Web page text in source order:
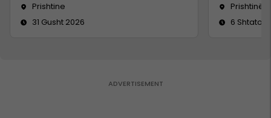
Prishtine
31 Gusht 2026
Prishtinë
6 Shtator